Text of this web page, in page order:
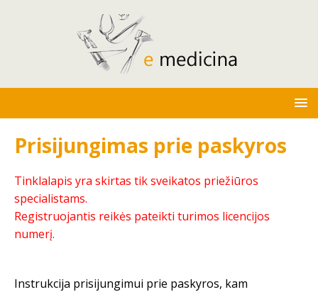
Prisijungimas prie paskyros
Tinklalapis yra skirtas tik sveikatos priežiūros
specialistams.
Registruojantis reikės pateikti turimos licencijos
numerį.
Instrukcija prisijungimui prie paskyros, kam